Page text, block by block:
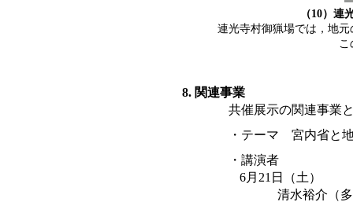
（10）
連光寺村御猟場では，地元
こ
8. 関連事業
共催展示の関連事業
・テーマ 宮内省と
・講演者
6月21日（土）
清水裕介（